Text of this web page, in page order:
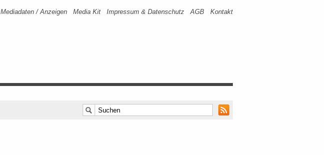
Mediadaten / Anzeigen Media Kit Impressum & Datenschutz AGB Kontakt